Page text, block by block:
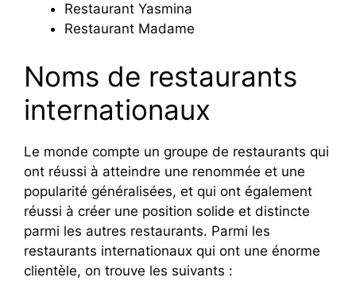
Restaurant Yasmina
Restaurant Madame
Noms de restaurants
internationaux
Le monde compte un groupe de restaurants qui
ont réussi à atteindre une renommée et une
popularité généralisées, et qui ont également
réussi à créer une position solide et distincte
parmi les autres restaurants. Parmi les
restaurants internationaux qui ont une énorme
clientèle, on trouve les suivants :